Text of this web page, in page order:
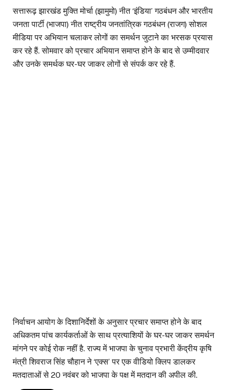
सत्तारूढ़ झारखंड मुक्ति मोर्चा (झामुमो) नीत ‘इंडिया’ गठबंधन और भारतीय
जनता पार्टी (भाजपा) नीत राष्ट्रीय जनतांत्रिक गठबंधन (राजग) सोशल
मीडिया पर अभियान चलाकर लोगों का समर्थन जुटाने का भरसक प्रयास
कर रहे हैं. सोमवार को प्रचार अभियान समाप्त होने के बाद से उम्मीदवार
और उनके समर्थक घर-घर जाकर लोगों से संपर्क कर रहे हैं.
निर्वाचन आयोग के दिशानिर्देशों के अनुसार प्रचार समाप्त होने के बाद
अधिकतम पांच कार्यकर्ताओं के साथ प्रत्याशियों के घर-घर जाकर समर्थन
मांगने पर कोई रोक नहीं है. राज्य में भाजपा के चुनाव प्रभारी केंद्रीय कृषि
मंत्री शिवराज सिंह चौहान ने ‘एक्स’ पर एक वीडियो क्लिप डालकर
मतदाताओं से 20 नवंबर को भाजपा के पक्ष में मतदान की अपील की.